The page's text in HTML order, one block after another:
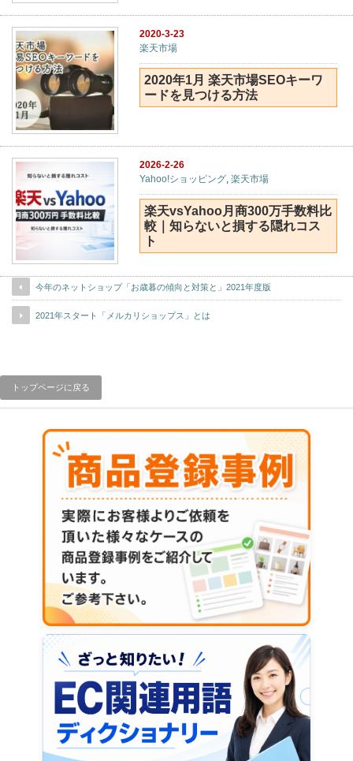
2020-3-23
楽天市場
2020年1月 楽天市場SEOキーワ
ードを見つける方法
2026-2-26
Yahoo!ショッピング ,楽天市場
楽天vsYahoo月商300万手数料比
較｜知らないと損する隠れコス
ト
今年のネットショップ「お歳暮の傾向と対策と」2021年度版
2021年スタート「メルカリショップス」とは
トップページに戻る